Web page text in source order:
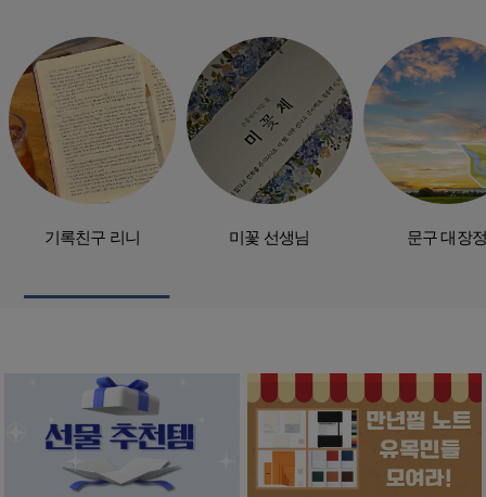
기록친구 리니 미꽃 선생님 문구 대장정